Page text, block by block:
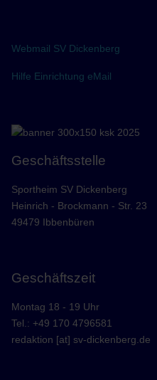
Webmail SV Dickenberg
Hilfe Einrichtung eMail
Geschäftsstelle
Sportheim SV Dickenberg
Heinrich - Brockmann - Str. 23
49479 Ibbenbüren
Geschäftszeit
Montag 18 - 19 Uhr
Tel.: +49 170 4796581
redaktion [at] sv-dickenberg.de